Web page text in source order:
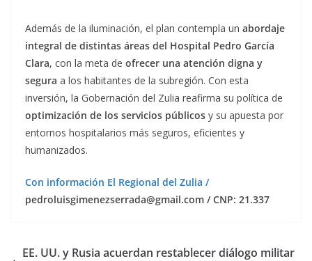
Además de la iluminación, el plan contempla un abordaje
integral de distintas áreas del Hospital Pedro García
Clara, con la meta de ofrecer una atención digna y
segura a los habitantes de la subregión. Con esta
inversión, la Gobernación del Zulia reafirma su política de
optimización de los servicios públicos y su apuesta por
entornos hospitalarios más seguros, eficientes y
humanizados.
Con información El Regional del Zulia /
pedroluisgimenezserrada@gmail.com / CNP: 21.337
EE. UU. y Rusia acuerdan restablecer diálogo militar